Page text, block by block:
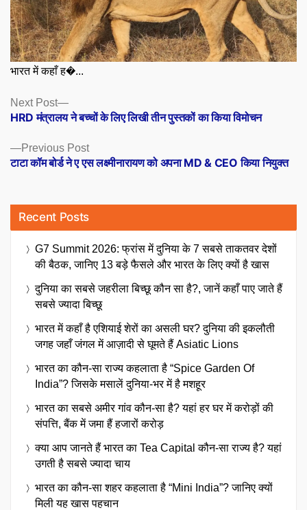
भारत में कहाँ ह�...
Posts
navigation
Previous PostPrevious
post:
टाटा कॉम बोर्ड ने ए एस लक्ष्मीनारायण को अपना MD & CEO किया नियुक्त
Next Post
Next
post:
HRD मंत्रालय ने बच्चों के लिए लिखी तीन पुस्तकों का किया विमोचन
Recent Posts
G7 Summit 2026: फ्रांस में दुनिया के 7 सबसे ताकतवर देशों
की बैठक, जानिए 13 बड़े फैसले और भारत के लिए क्यों है खास
दुनिया का सबसे जहरीला बिच्छू कौन सा है?, जानें कहाँ पाए जाते हैं
सबसे ज्यादा बिच्छू
भारत में कहाँ है एशियाई शेरों का असली घर? दुनिया की इकलौती
जगह जहाँ जंगल में आज़ादी से घूमते हैं Asiatic Lions
भारत का कौन-सा राज्य कहलाता है “Spice Garden Of
India”? जिसके मसालें दुनिया-भर में है मशहूर
भारत का सबसे अमीर गांव कौन-सा है? यहां हर घर में करोड़ों की
संपत्ति, बैंक में जमा हैं हजारों करोड़
क्या आप जानते हैं भारत का Tea Capital कौन-सा राज्य है? यहां
उगती है सबसे ज्यादा चाय
भारत का कौन-सा शहर कहलाता है “Mini India”? जानिए क्यों
मिली यह खास पहचान